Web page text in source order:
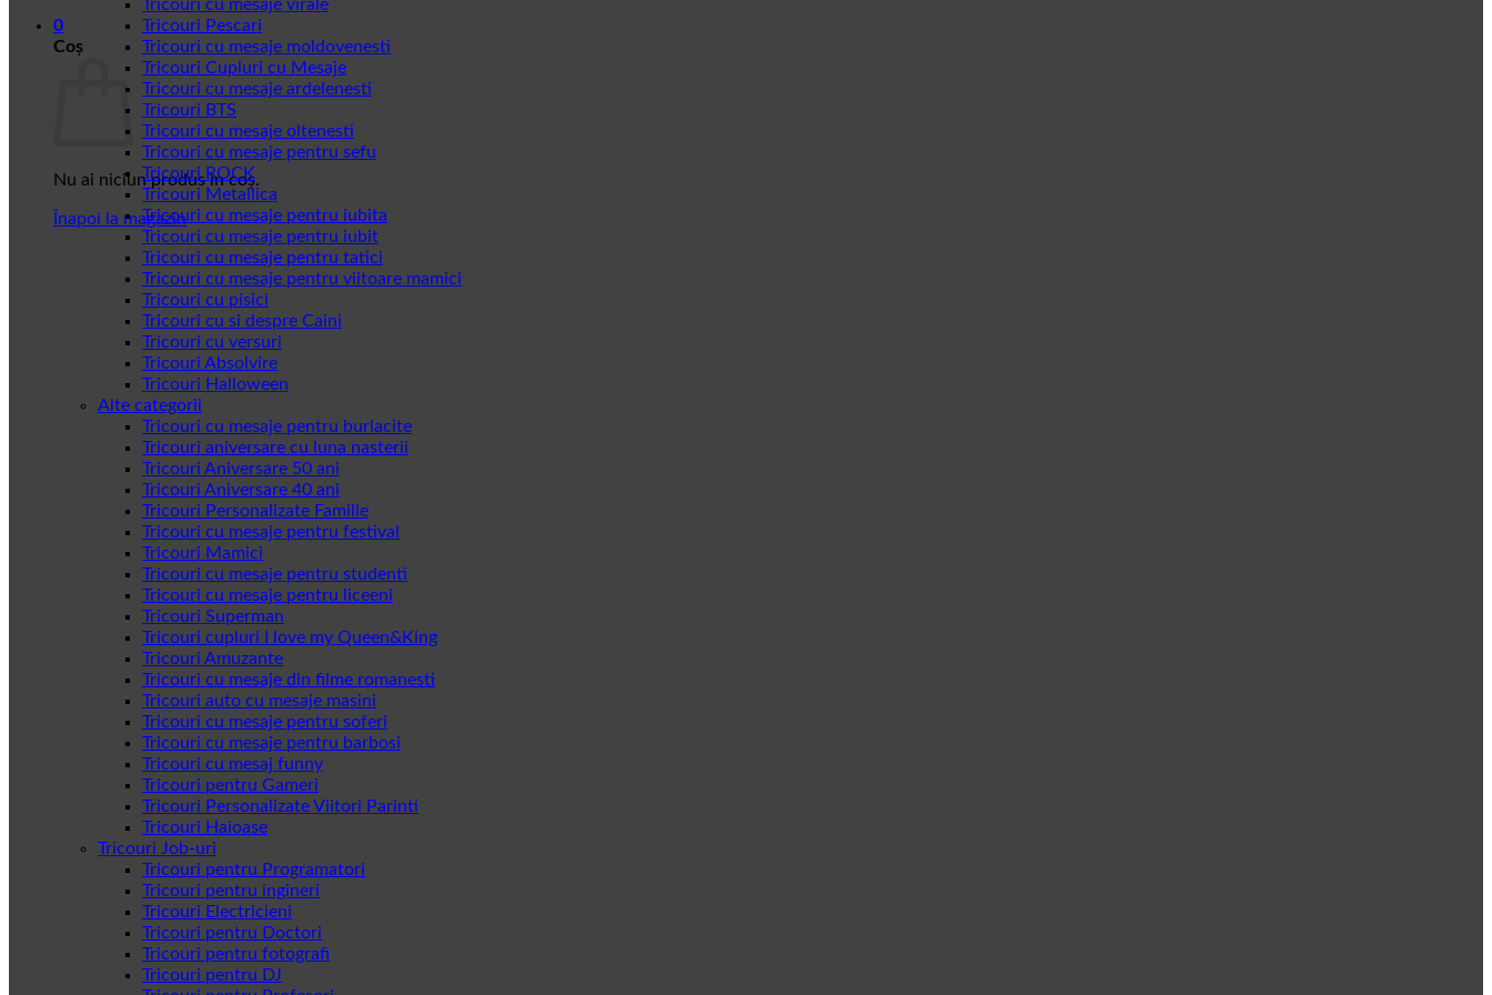
0
Coș
Nu ai niciun produs în coș.
Înapoi la magazin
Tricouri cu mesaje virale
Tricouri Pescari
Tricouri cu mesaje moldovenesti
Tricouri Cupluri cu Mesaje
Tricouri cu mesaje ardelenesti
Tricouri BTS
Tricouri cu mesaje oltenesti
Tricouri cu mesaje pentru sefu
Tricouri ROCK
Tricouri Metallica
Tricouri cu mesaje pentru iubita
Tricouri cu mesaje pentru iubit
Tricouri cu mesaje pentru tatici
Tricouri cu mesaje pentru viitoare mamici
Tricouri cu pisici
Tricouri cu si despre Caini
Tricouri cu versuri
Tricouri Absolvire
Tricouri Halloween
Alte categorii
Tricouri cu mesaje pentru burlacite
Tricouri aniversare cu luna nasterii
Tricouri Aniversare 50 ani
Tricouri Aniversare 40 ani
Tricouri Personalizate Familie
Tricouri cu mesaje pentru festival
Tricouri Mamici
Tricouri cu mesaje pentru studenti
Tricouri cu mesaje pentru liceeni
Tricouri Superman
Tricouri cupluri I love my Queen&King
Tricouri Amuzante
Tricouri cu mesaje din filme romanesti
Tricouri auto cu mesaje masini
Tricouri cu mesaje pentru soferi
Tricouri cu mesaje pentru barbosi
Tricouri cu mesaj funny
Tricouri pentru Gameri
Tricouri Personalizate Viitori Parinti
Tricouri Haioase
Tricouri Job-uri
Tricouri pentru Programatori
Tricouri pentru ingineri
Tricouri Electricieni
Tricouri pentru Doctori
Tricouri pentru fotografi
Tricouri pentru DJ